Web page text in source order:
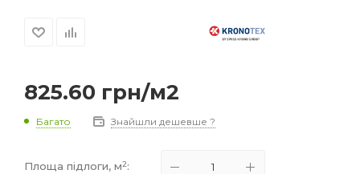
825.60 грн/м2
Багато Знайшли дешевше ?
Площа підлоги, м2: